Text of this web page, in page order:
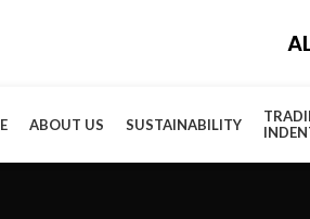
ABOUT US SUSTAINABILITY